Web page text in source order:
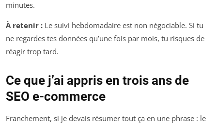
minutes.
À retenir : Le suivi hebdomadaire est non négociable. Si tu
ne regardes tes données qu’une fois par mois, tu risques de
réagir trop tard.
Ce que j’ai appris en trois ans de
SEO e-commerce
Franchement, si je devais résumer tout ça en une phrase : le